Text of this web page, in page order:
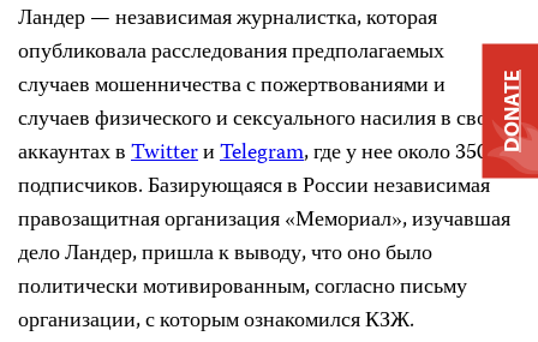
Ландер — независимая журналистка, которая
опубликовала расследования предполагаемых
случаев мошенничества с пожертвованиями и
случаев физического и сексуального насилия в своих
аккаунтах вTwitterиTelegram, где у нее около 3500
подписчиков. Базирующаяся в России независимая
правозащитная организация «Мемориал», изучавшая
дело Ландер, пришла к выводу, что оно было
политически мотивированным, согласно письму
организации, с которым ознакомился КЗЖ.
DONATE